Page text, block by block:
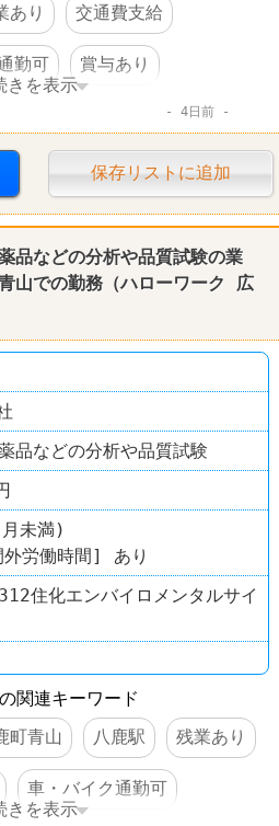
あり 交通費支給
勤可 賞与あり
きを表示
4日前
保存リストに追加
品などの分析や品質試験の業
山での勤務（ハローワーク
広
品などの分析や品質試験
未満)
労働時間] あり
住化エンバイロメンタルサイ
関連キーワード
町青山 八鹿駅 残業あり
車・バイク通勤可
きを表示